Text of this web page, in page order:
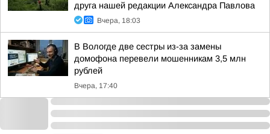
друга нашей редакции Александра Павлова
Вчера, 18:03
В Вологде две сестры из-за замены
домофона перевели мошенникам 3,5 млн
рублей
Вчера, 17:40